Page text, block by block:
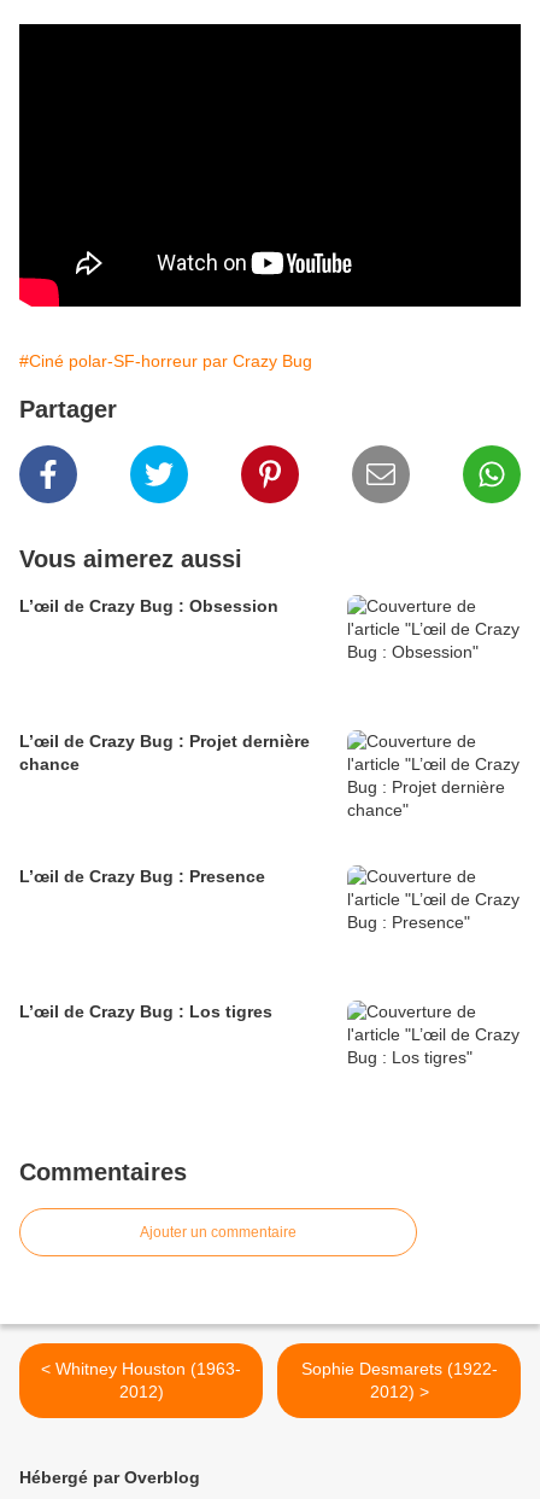
#Ciné polar-SF-horreur par Crazy Bug
Partager
Vous aimerez aussi
L’œil de Crazy Bug : Obsession
L’œil de Crazy Bug : Projet dernière
chance
L’œil de Crazy Bug : Presence
L’œil de Crazy Bug : Los tigres
Commentaires
Ajouter un commentaire
< Whitney Houston (1963-
2012)
Sophie Desmarets (1922-
2012) >
Hébergé par Overblog